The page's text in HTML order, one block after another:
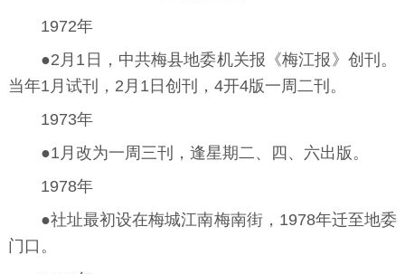
1972年
●2月1日，中共梅县地委机关报《梅江报》创刊。
当年1月试刊，2月1日创刊，4开4版一周二刊。
1973年
●1月改为一周三刊，逢星期二、四、六出版。
1978年
●社址最初设在梅城江南梅南街，1978年迁至地委
门口。